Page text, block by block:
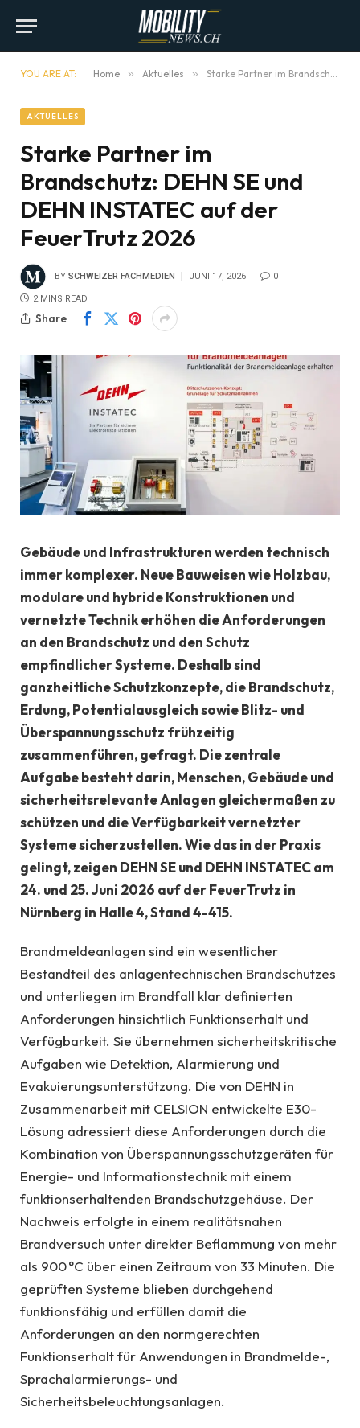
YOU ARE AT: Home » Aktuelles » Starke Partner im Brandschutz: DEHN SE und DEHN INSTATEC auf der FeuerTrutz 2026
AKTUELLES
Starke Partner im
Brandschutz: DEHN SE und
DEHN INSTATEC auf der
FeuerTrutz 2026
BY SCHWEIZER FACHMEDIEN JUNI 17, 2026 0
2 MINS READ
Share
Gebäude und Infrastrukturen werden technisch
immer komplexer. Neue Bauweisen wie Holzbau,
modulare und hybride Konstruktionen und
vernetzte Technik erhöhen die Anforderungen
an den Brandschutz und den Schutz
empfindlicher Systeme. Deshalb sind
ganzheitliche Schutzkonzepte, die Brandschutz,
Erdung, Potentialausgleich sowie Blitz- und
Überspannungsschutz frühzeitig
zusammenführen, gefragt. Die zentrale
Aufgabe besteht darin, Menschen, Gebäude und
sicherheitsrelevante Anlagen gleichermaßen zu
schützen und die Verfügbarkeit vernetzter
Systeme sicherzustellen. Wie das in der Praxis
gelingt, zeigen DEHN SE und DEHN INSTATEC am
24. und 25. Juni 2026 auf der FeuerTrutz in
Nürnberg in Halle 4, Stand 4-415.
Brandmeldeanlagen sind ein wesentlicher
Bestandteil des anlagentechnischen Brandschutzes
und unterliegen im Brandfall klar definierten
Anforderungen hinsichtlich Funktionserhalt und
Verfügbarkeit. Sie übernehmen sicherheitskritische
Aufgaben wie Detektion, Alarmierung und
Evakuierungsunterstützung. Die von DEHN in
Zusammenarbeit mit CELSION entwickelte E30-
Lösung adressiert diese Anforderungen durch die
Kombination von Überspannungsschutzgeräten für
Energie- und Informationstechnik mit einem
funktionserhaltenden Brandschutzgehäuse. Der
Nachweis erfolgte in einem realitätsnahen
Brandversuch unter direkter Beflammung von mehr
als 900 °C über einen Zeitraum von 33 Minuten. Die
geprüften Systeme blieben durchgehend
funktionsfähig und erfüllen damit die
Anforderungen an den normgerechten
Funktionserhalt für Anwendungen in Brandmelde-,
Sprachalarmierungs- und
Sicherheitsbeleuchtungsanlagen.